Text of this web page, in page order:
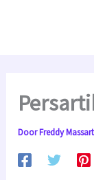
DoorFreddy